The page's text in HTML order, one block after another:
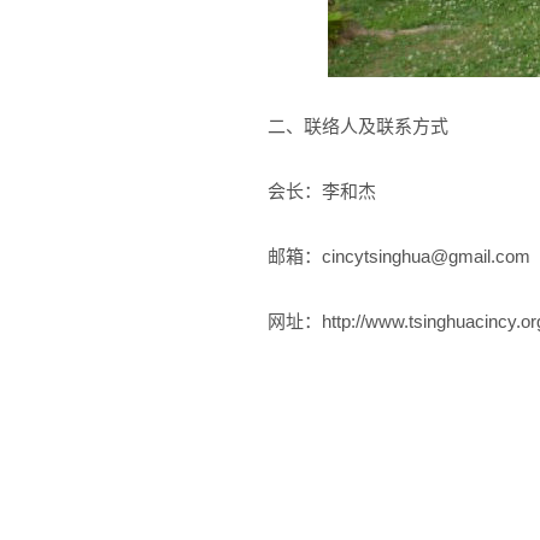
二、联络人及联系方式
会长：李和杰
邮箱：cincytsinghua@gmail.com
网址：http://